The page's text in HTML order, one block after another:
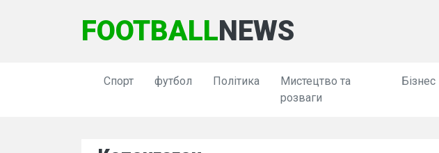
FOOTBALLNEWS
Спорт футбол Політика
Мистецтво та
розваги
Бізнес